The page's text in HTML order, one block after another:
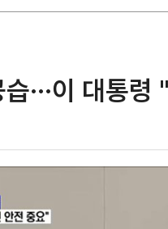
···이 대통